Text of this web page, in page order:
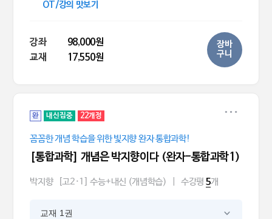
OT/강의 맛보기
강좌
98,000원
교재
17,550원
장바
구니
완 내신집중 22개정
꼼꼼한 개념 학습을 위한 빛지향 완자 통합과학!
[통합과학] 개념은 박지향이다 (완자-통합과학1)
박지향 [고2·1] 수능+내신 (개념학습) 수강평 5개
교재 1권